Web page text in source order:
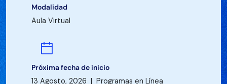
Modalidad
Aula Virtual
Próxima fecha de inicio
13 Agosto, 2026 | Programas en Línea